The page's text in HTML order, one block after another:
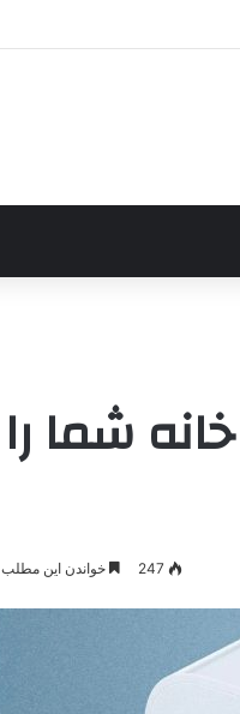
شما را
247 خواندن این مطلب 1 دقیقه زمان میبرد